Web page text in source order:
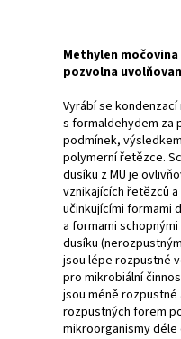
Methylen
pozvolna
Vyrábí se
s formaldehydem za
podmínek,
polymerní řetězce.
dusíku z MU je
vznikajících řetězců
učinkujícími formami
a formami
dusíku
jsou lépe rozpustné
pro mikrobiální
jsou méně
rozpustných forem
mikroorganismy déle